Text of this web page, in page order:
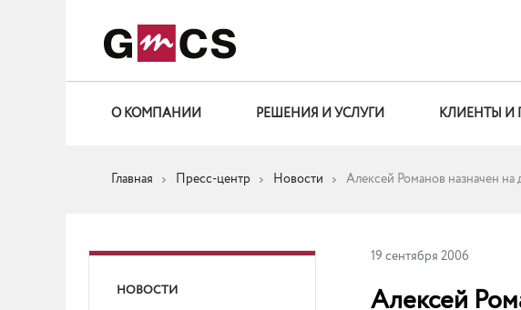
О КОМПАНИИ РЕШЕНИЯ И УСЛУГИ КЛИЕНТЫ И
Главная Пресс-центр Новости Алексей Романов назначен
НОВОСТИ
19 сентября 2006
Алексей